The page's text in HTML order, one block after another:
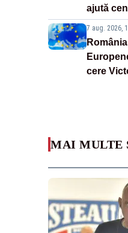
ajută
7 aug. 2026,
cere
MAI MULTE